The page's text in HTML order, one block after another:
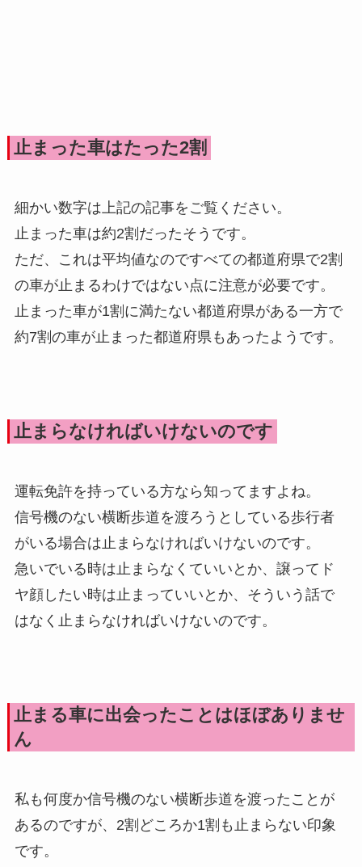
止まった車はたった2割
細かい数字は上記の記事をご覧ください。
止まった車は約2割だったそうです。
ただ、これは平均値なのですべての都道府県で2割
の車が止まるわけではない点に注意が必要です。
止まった車が1割に満たない都道府県がある一方で
約7割の車が止まった都道府県もあったようです。
止まらなければいけないのです
運転免許を持っている方なら知ってますよね。
信号機のない横断歩道を渡ろうとしている歩行者
がいる場合は止まらなければいけないのです。
急いでいる時は止まらなくていいとか、譲ってド
ヤ顔したい時は止まっていいとか、そういう話で
はなく止まらなければいけないのです。
止まる車に出会ったことはほぼありませ
ん
私も何度か信号機のない横断歩道を渡ったことが
あるのですが、2割どころか1割も止まらない印象
です。